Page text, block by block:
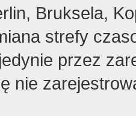
Bruksela,
strefy
przez
nie